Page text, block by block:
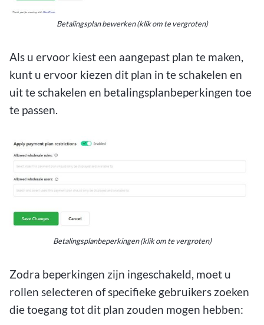
Betalingsplan bewerken (klik om te vergroten)
Als u ervoor kiest een aangepast plan te maken,
kunt u ervoor kiezen dit plan in te schakelen en
uit te schakelen en betalingsplanbeperkingen toe
te passen.
Betalingsplanbeperkingen (klik om te vergroten)
Zodra beperkingen zijn ingeschakeld, moet u
rollen selecteren of specifieke gebruikers zoeken
die toegang tot dit plan zouden mogen hebben: